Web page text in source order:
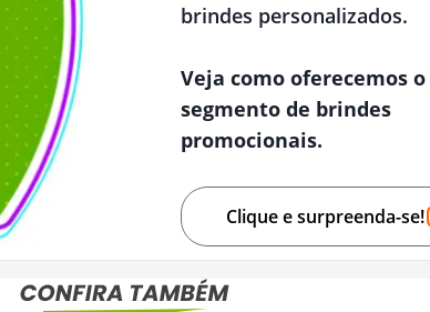
brindes personalizados.
Veja como oferecemos
segmento de brindes
promocionais.
Clique e surpreenda-se!